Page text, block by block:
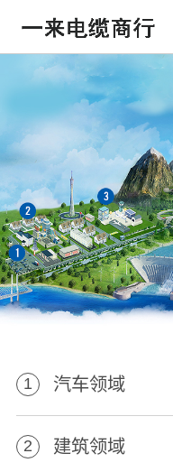
1 汽车领域
2 建筑领域